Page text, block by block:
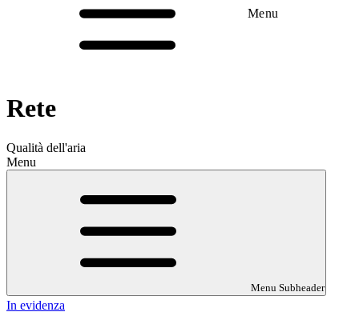
Menu
Rete
Qualità dell'aria
Menu
Menu Subheader
In evidenza